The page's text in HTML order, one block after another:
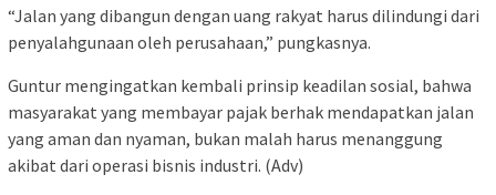
“Jalan yang dibangun dengan uang rakyat harus dilindungi dari
penyalahgunaan oleh perusahaan,” pungkasnya.
Guntur mengingatkan kembali prinsip keadilan sosial, bahwa
masyarakat yang membayar pajak berhak mendapatkan jalan
yang aman dan nyaman, bukan malah harus menanggung
akibat dari operasi bisnis industri. (Adv)